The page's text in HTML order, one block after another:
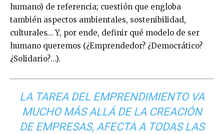
humano) de referencia; cuestión que engloba
también aspectos ambientales, sostenibilidad,
culturales… Y, por ende, definir qué modelo de ser
humano queremos (¿Emprendedor? ¿Democrático?
¿Solidario?…).
LA TAREA DEL EMPRENDIMIENTO VA
MUCHO MÁS ALLÁ DE LA CREACIÓN
DE EMPRESAS, AFECTA A TODAS LAS